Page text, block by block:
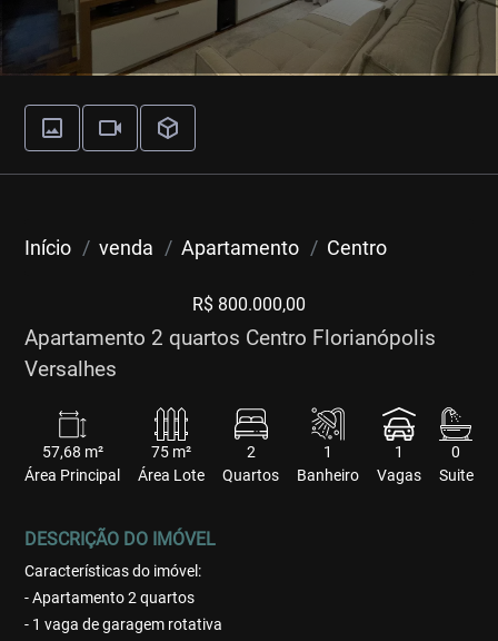
Início venda Apartamento Centro
R$ 800.000,00
Apartamento 2 quartos Centro Florianópolis
Versalhes
57,68 m²
Área Principal
75 m²
Área Lote
2
Quartos
1
Banheiro
1
Vagas
0
Suite
DESCRIÇÃO DO IMÓVEL
Características do imóvel:
- Apartamento 2 quartos
- 1 vaga de garagem rotativa